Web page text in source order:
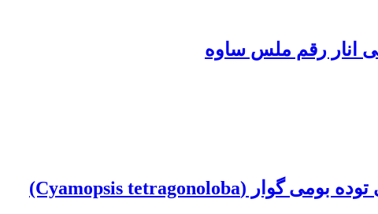
انار ‏رقم ملس ساوه
تأثیر تراکم بوته و نیتروژن بر ویژگی‌های فنولوژیکی، ظرفیت فتوسنتزی و خصوصیات کیفی توده ‏بومی گوار (‏‎(Cyamopsis tetragonoloba